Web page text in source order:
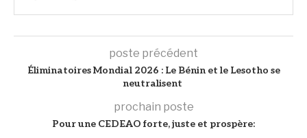
poste précédent
Éliminatoires Mondial 2026 : Le Bénin et le Lesotho se
neutralisent
prochain poste
Pour une CEDEAO forte, juste et prospère: